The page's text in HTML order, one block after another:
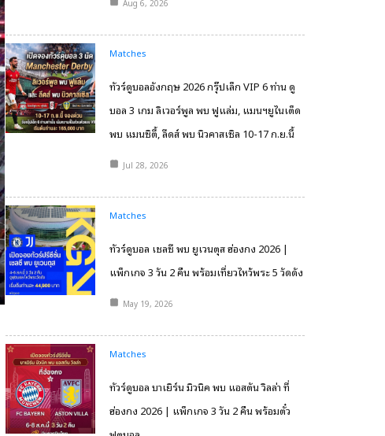
Aug 6, 2026
Matches
ทัวร์ดูบอลอังกฤษ 2026 กรุ๊ปเล็ก VIP 6 ท่าน ดู
บอล 3 เกม ลิเวอร์พูล พบ ฟูแล่ม, แมนฯยูไนเต็ด
พบ แมนซิตี้, ลีดส์ พบ นิวคาสเซิล 10-17 ก.ย.นี้
Jul 28, 2026
Matches
ทัวร์ดูบอล เชลซี พบ ยูเวนตุส ฮ่องกง 2026 |
แพ็กเกจ 3 วัน 2 คืน พร้อมเที่ยวไหว้พระ 5 วัดดัง
May 19, 2026
Matches
ทัวร์ดูบอล บาเยิร์น มิวนิค พบ แอสตัน วิลล่า ที่
ฮ่องกง 2026 | แพ็กเกจ 3 วัน 2 คืน พร้อมตั๋ว